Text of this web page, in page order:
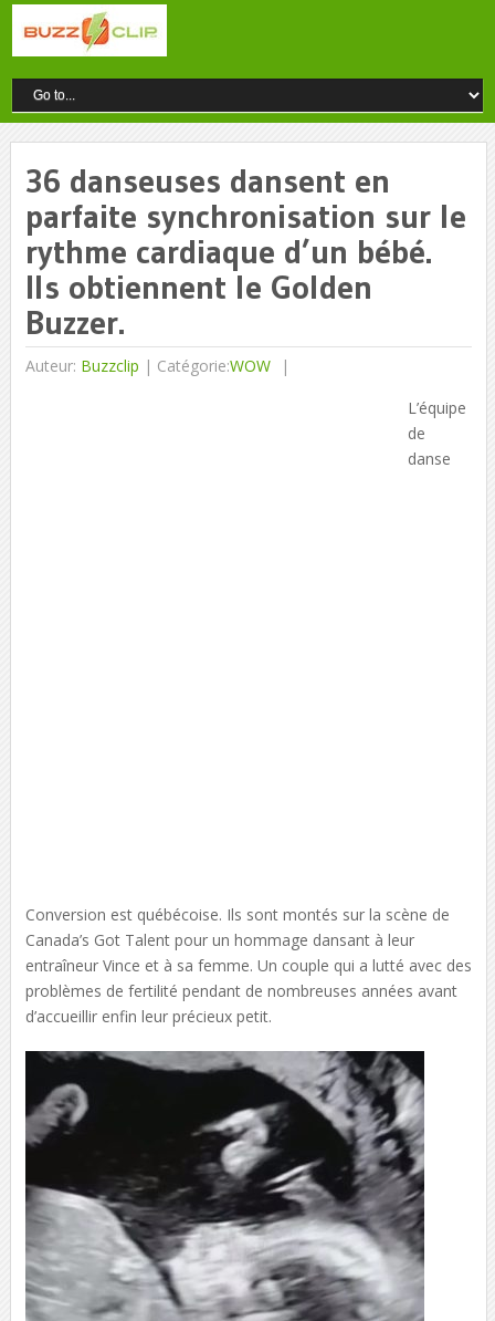
36 danseuses dansent en
parfaite synchronisation sur le
rythme cardiaque d’un bébé.
Ils obtiennent le Golden
Buzzer.
Auteur: Buzzclip | Catégorie:WOW
L’équipe
de
danse
Conversion est québécoise. Ils sont montés sur la scène de
Canada’s Got Talent pour un hommage dansant à leur
entraîneur Vince et à sa femme. Un couple qui a lutté avec des
problèmes de fertilité pendant de nombreuses années avant
d’accueillir enfin leur précieux petit.